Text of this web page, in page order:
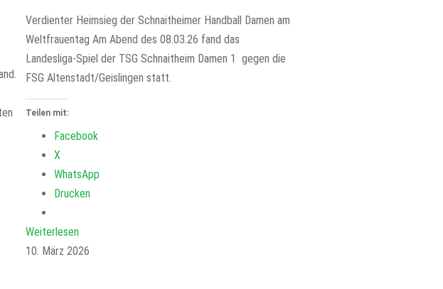
Verdienter Heimsieg der Schnaitheimer Handball Damen am
Weltfrauentag Am Abend des 08.03.26 fand das
Landesliga-Spiel der TSG Schnaitheim Damen 1 gegen die
FSG Altenstadt/Geislingen statt.
Teilen mit:
Facebook
X
WhatsApp
Drucken
Weiterlesen
10. März 2026